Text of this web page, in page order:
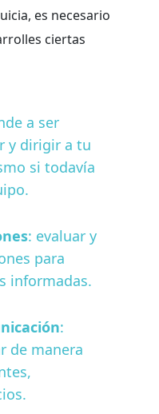
es necesario
ciertas
a ser
y dirigir a tu
si todavía
: evaluar y
para
informadas.
:
de manera